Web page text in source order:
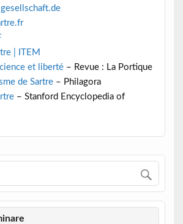
| ITEM
et liberté– Revue : La Portique
de Sartre – Philagora
– Stanford Encyclopedia of